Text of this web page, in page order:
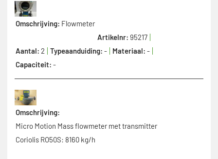
Omschrijving: Flowmeter
Artikelnr: 95217
Aantal: 2 Typeaanduiding: - Materiaal: -
Capaciteit: -
Omschrijving:
Micro Motion Mass flowmeter met transmitter
Coriolis RO50S: 8160 kg/h